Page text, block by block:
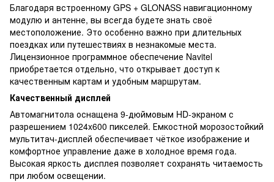
Благодаря встроенному GPS + GLONASS навигационному
модулю и антенне, вы всегда будете знать своё
местоположение. Это особенно важно при длительных
поездках или путешествиях в незнакомые места.
Лицензионное программное обеспечение Navitel
приобретается отдельно, что открывает доступ к
качественным картам и удобным маршрутам.
Качественный дисплей
Автомагнитола оснащена 9-дюймовым HD-экраном с
разрешением 1024x600 пикселей. Емкостной морозостойкий
мультитач-дисплей обеспечивает чёткое изображение и
комфортное управление даже в холодное время года.
Высокая яркость дисплея позволяет сохранять читаемость
при любом освещении.